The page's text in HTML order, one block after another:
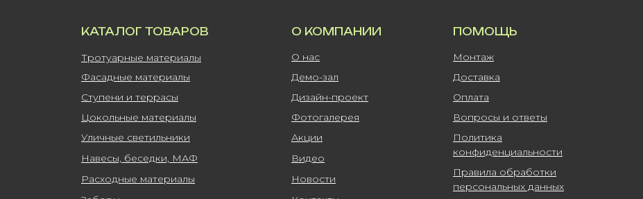
КАТАЛОГ ТОВАРОВ
Тротуарные материалы
ПОМОЩЬ
О КОМПАНИИ
Правила обработки
персональных данных
Политика
конфиденциальности
Вопросы и ответы
Оплата
Доставка
Монтаж
О нас
Новости
Видео
Акции
Фотогалерея
Дизайн-проект
Расходные материалы
Навесы, беседки, МАФ
Уличные светильники
Цокольные материалы
Ступени и террасы
Фасадные материалы Демо-зал